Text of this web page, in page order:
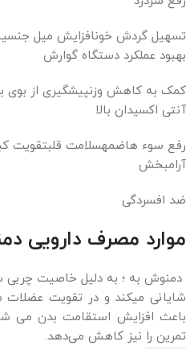
تسهیل گردش خونافزایش میل
بهبود عملکرد دستگاه گوارش
کمک به کاهش وزنپیشگیری از بوی
آنتی اکسیدان بالا
رفع سوء هاضمهسلامت قلبتقویت
آرامبخش
ضد افسردگی
موارد مصرف دارویی
دمنوش به ؛ به دلیل خاصیت
شایانی میکند و در تقویت
باعث افزایش استقامت بدن می
تمرین را نیز کاهش می‌دهد.